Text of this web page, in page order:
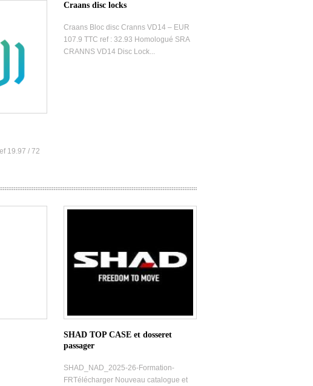
19.97 / 72
Craans disc locks
Craans Bloc disc Cranns VD14 – EUR
107.9 TTC ref : 32.93 Homologué SRA
CRANNS VD14 Disc Lock...
SHAD TOP CASE et dosseret
passager
SHAD_NAD_2025-26-Formation-
FRTélécharger Nouveau catalogue et